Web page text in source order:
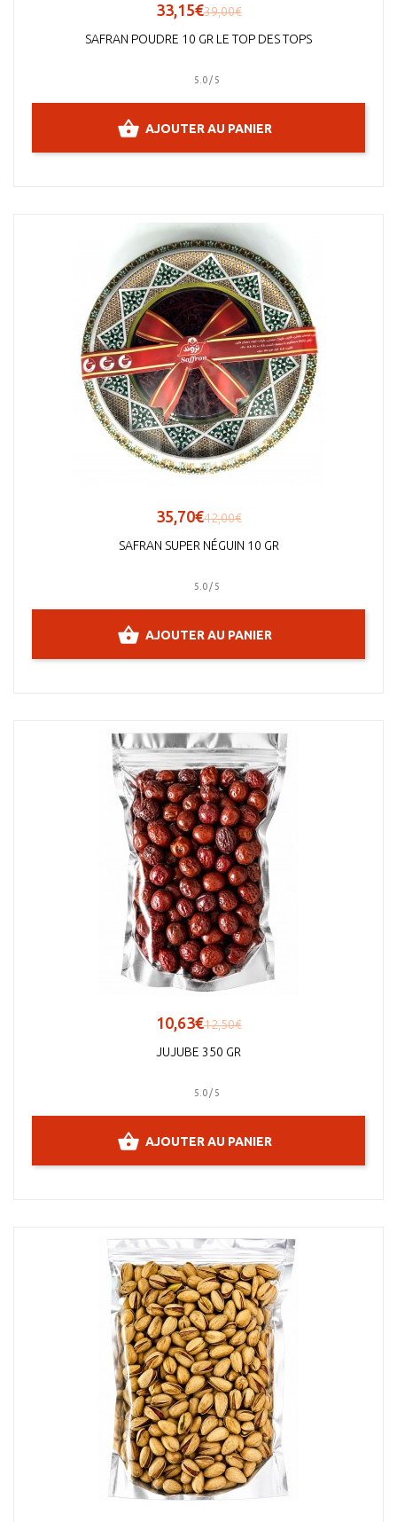
33,15€39,00€
SAFRAN POUDRE 10 GR LE TOP DES TOPS
5.0 / 5
AJOUTER AU PANIER
35,70€42,00€
SAFRAN SUPER NÉGUIN 10 GR
5.0 / 5
AJOUTER AU PANIER
10,63€12,50€
JUJUBE 350 GR
5.0 / 5
AJOUTER AU PANIER